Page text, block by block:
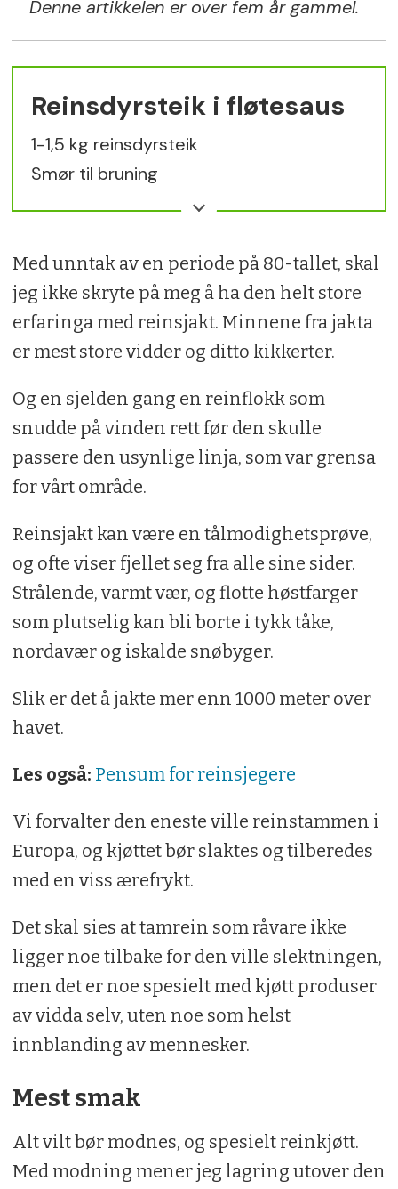
Denne artikkelen er over fem år gammel.
Reinsdyrsteik i fløtesaus
1-1,5 kg reinsdyrsteik
Smør til bruning
1 gulrot
150 g sellerirot
½ purre
1 ss hel pepper
1 kvast timian eller rosmarin
1 ss einebær
2 dl vann
1 beger seterrømme
½ l kremfløte
2 ss rips eller rognebær gele
Med unntak av en periode på 80-tallet, skal
jeg ikke skryte på meg å ha den helt store
erfaringa med reinsjakt. Minnene fra jakta
er mest store vidder og ditto kikkerter.
Og en sjelden gang en reinflokk som
snudde på vinden rett før den skulle
passere den usynlige linja, som var grensa
for vårt område.
Reinsjakt kan være en tålmodighetsprøve,
og ofte viser fjellet seg fra alle sine sider.
Strålende, varmt vær, og flotte høstfarger
som plutselig kan bli borte i tykk tåke,
nordavær og iskalde snøbyger.
Slik er det å jakte mer enn 1000 meter over
havet.
Les også: Pensum for reinsjegere
Vi forvalter den eneste ville reinstammen i
Europa, og kjøttet bør slaktes og tilberedes
med en viss ærefrykt.
Det skal sies at tamrein som råvare ikke
ligger noe tilbake for den ville slektningen,
men det er noe spesielt med kjøtt produser
av vidda selv, uten noe som helst
innblanding av mennesker.
Mest smak
Alt vilt bør modnes, og spesielt reinkjøtt.
Med modning mener jeg lagring utover den